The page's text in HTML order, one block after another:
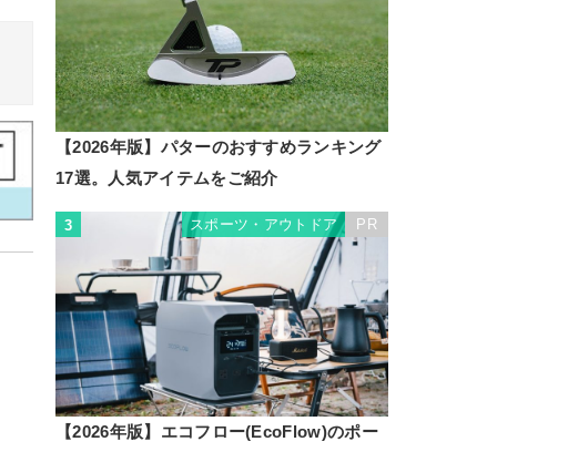
【2026年版】パターのおすすめランキング
17選。人気アイテムをご紹介
3 スポーツ・アウトドア PR
【2026年版】エコフロー(EcoFlow)のポー